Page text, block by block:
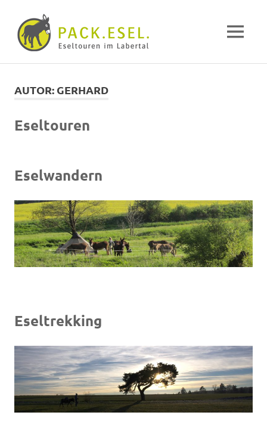
springen
MENÜ
AUTOR: GERHARD
Eseltouren
Eselwandern
Eseltrekking